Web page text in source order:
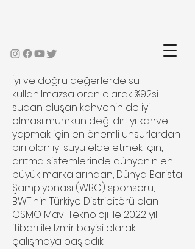
İyi ve doğru değerlerde su
kullanılmazsa oran olarak %92si
sudan oluşan kahvenin de iyi
olması mümkün değildir. İyi kahve
yapmak için en önemli unsurlardan
biri olan iyi suyu elde etmek için,
arıtma sistemlerinde dünyanın en
büyük markalarından, Dünya Barista
Şampiyonası (WBC) sponsoru,
BWT'nin Türkiye Distribitörü olan
OSMO Mavi Teknoloji ile 2022 yılı
itibarı ile İzmir bayisi olarak
çalışmaya başladık.